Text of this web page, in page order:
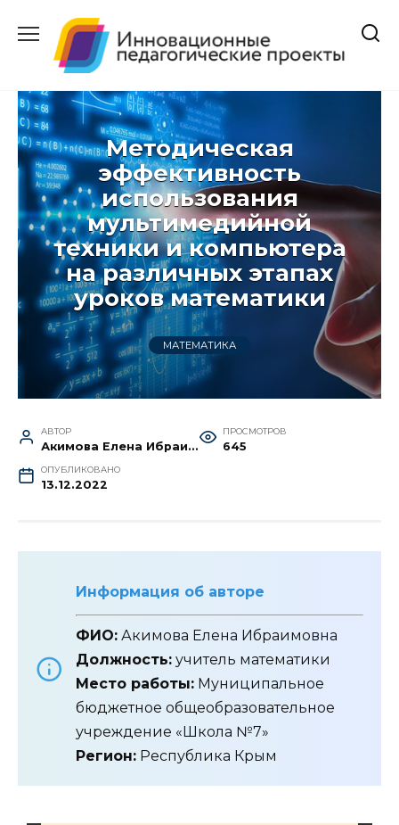
содержанию
Методическая
эффективность
использования
мультимедийной
техники и компьютера
на различных этапах
уроков математики
МАТЕМАТИКА
АВТОР
Акимова Елена Ибраимовна
ПРОСМОТРОВ
645
ОПУБЛИКОВАНО
13.12.2022
Информация об авторе
ФИО: Акимова Елена Ибраимовна
Должность: учитель математики
Место работы: Муниципальное
бюджетное общеобразовательное
учреждение «Школа №7»
Регион: Республика Крым